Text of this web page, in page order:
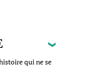
qui ne se